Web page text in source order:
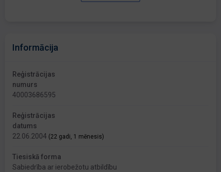
Informācija
Reģistrācijas
numurs
40003686595
Reģistrācijas
datums
22.06.2004 (22 gadi, 1 mēnesis)
Tiesiskā forma
Sabiedrība ar ierobežotu atbildību